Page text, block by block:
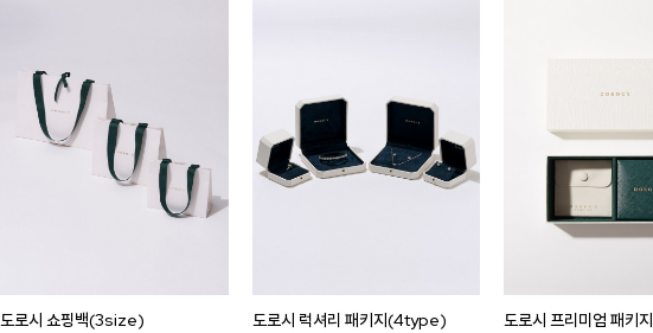
도로시 쇼핑백(3size) 도로시 럭셔리 패키지(4type) 도로시 프리미엄 패키지